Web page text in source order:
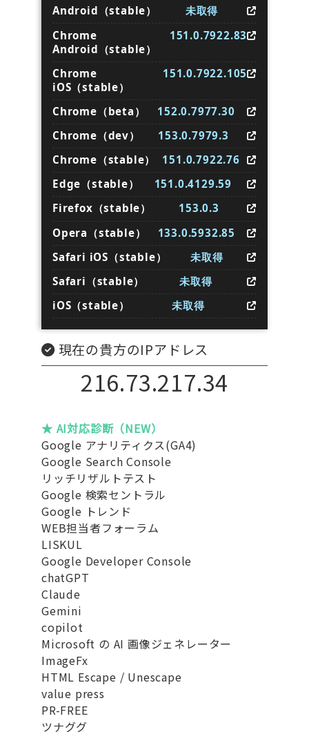
Android（stable）
未取得
Chrome
Android（stable）
151.0.7922.83
Chrome
iOS（stable）
151.0.7922.105
Chrome（beta）
152.0.7977.30
Chrome（dev）
153.0.7979.3
Chrome（stable）
151.0.7922.76
Edge（stable）
151.0.4129.59
Firefox（stable）
153.0.3
Opera（stable）
133.0.5932.85
Safari iOS（stable）
未取得
Safari（stable）
未取得
iOS（stable）
未取得
現在の貴方のIPアドレス
216.73.217.34
★ AI対応診断（NEW）
Google アナリティクス(GA4)
Google Search Console
リッチリザルトテスト
Google 検索セントラル
Google トレンド
WEB担当者フォーラム
LISKUL
Google Developer Console
chatGPT
Claude
Gemini
copilot
Microsoft の AI 画像ジェネレーター
ImageFx
HTML Escape / Unescape
value press
PR-FREE
ツナググ